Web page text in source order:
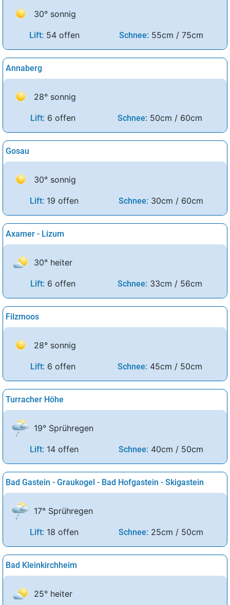
30° sonnig
Lift: 54 offen Schnee: 55cm / 75cm
Annaberg
28° sonnig
Lift: 6 offen Schnee: 50cm / 60cm
Gosau
30° sonnig
Lift: 19 offen Schnee: 30cm / 60cm
Axamer - Lizum
30° heiter
Lift: 6 offen Schnee: 33cm / 56cm
Filzmoos
28° sonnig
Lift: 6 offen Schnee: 45cm / 50cm
Turracher Höhe
19° Sprühregen
Lift: 14 offen Schnee: 40cm / 50cm
Bad Gastein - Graukogel - Bad Hofgastein - Skigastein
17° Sprühregen
Lift: 18 offen Schnee: 25cm / 50cm
Bad Kleinkirchheim
25° heiter